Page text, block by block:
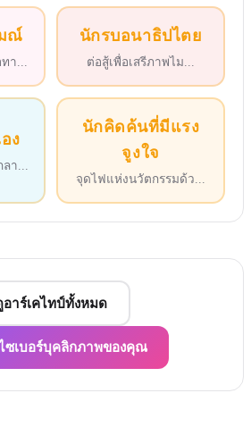
ณ์
า
นักรบอนาธิปไตย
ต่อสู้เพื่อเสรีภาพไม
ง
า...
นักคิดค้นที่มีแรง
จูงใจ
จุดไฟแห่งนวัตกรรมด้ว
อาร์เคไทป์ทั้งหมด
ซเบอร์บุคลิกภาพของคุณ